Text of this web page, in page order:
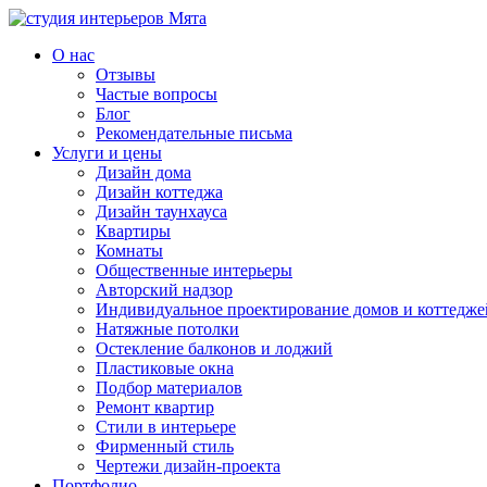
О нас
Отзывы
Частые вопросы
Блог
Рекомендательные письма
Услуги и цены
Дизайн дома
Дизайн коттеджа
Дизайн таунхауса
Квартиры
Комнаты
Общественные интерьеры
Авторский надзор
Индивидуальное проектирование домов и
Натяжные потолки
Остекление балконов и лоджий
Пластиковые окна
Подбор материалов
Ремонт квартир
Стили в интерьере
Фирменный стиль
Чертежи дизайн-проекта